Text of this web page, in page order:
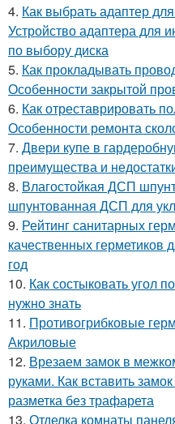
4. Как выбрать адаптер
Устройство адаптера для
по выбору диска
5. Как прокладывать
Особенности закрытой
6. Как отреставрировать
Особенности ремонта
7. Двери купе в
преимущества и
8. Влагостойкая ДСП
шпунтованная ДСП для
9. Рейтинг санитарных
качественных герметиков
год
10. Как состыковать угол
нужно знать
11. Противогрибковые
Акриловые
12. Врезаем замок в
руками. Как вставить
разметка без трафарета
13. Отделка комнаты